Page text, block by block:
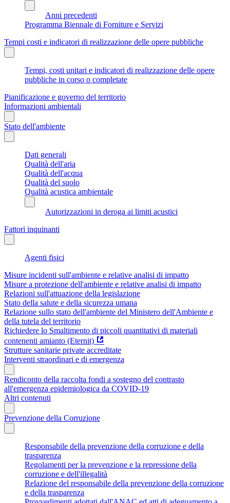
Anni precedenti
Programma Biennale di Forniture e Servizi
Tempi costi e indicatori di realizzazione delle opere pubbliche
Tempi, costi unitari e indicatori di realizzazione delle opere
pubbliche in corso o completate
Pianificazione e governo del territorio
Informazioni ambientali
Stato dell'ambiente
Dati generali
Qualità dell'aria
Qualità dell'acqua
Qualità del suolo
Qualità acustica ambientale
Autorizzazioni in deroga ai limiti acustici
Fattori inquinanti
Agenti fisici
Misure incidenti sull'ambiente e relative analisi di impatto
Misure a protezione dell'ambiente e relative analisi di impatto
Relazioni sull'attuazione della legislazione
Stato della salute e della sicurezza umana
Relazione sullo stato dell'ambiente del Ministero dell'Ambiente e
della tutela del territorio
Richiedere lo Smaltimento di piccoli quantitativi di materiali
contenenti amianto (Eternit)
Strutture sanitarie private accreditate
Interventi straordinari e di emergenza
Rendiconto della raccolta fondi a sostegno del contrasto
all'emergenza epidemiologica da COVID-19
Altri contenuti
Prevenzione della Corruzione
Responsabile della prevenzione della corruzione e della
trasparenza
Regolamenti per la prevenzione e la repressione della
corruzione e dell'illegalità
Relazione del responsabile della prevenzione della corruzione
e della trasparenza